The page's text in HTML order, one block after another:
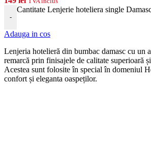
-
Cantitate Lenjerie hoteliera single
Adauga in cos
Lenjeria hotelieră din bumbac damasc cu un
remarcă prin finisajele de calitate superioară
Acestea sunt folosite în special în domeniul
confort și eleganta oaspeților.